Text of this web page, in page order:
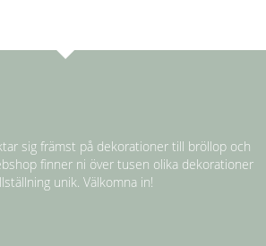
sig främst på dekorationer till bröllop och
finner ni över tusen olika dekorationer
unik. Välkomna in!